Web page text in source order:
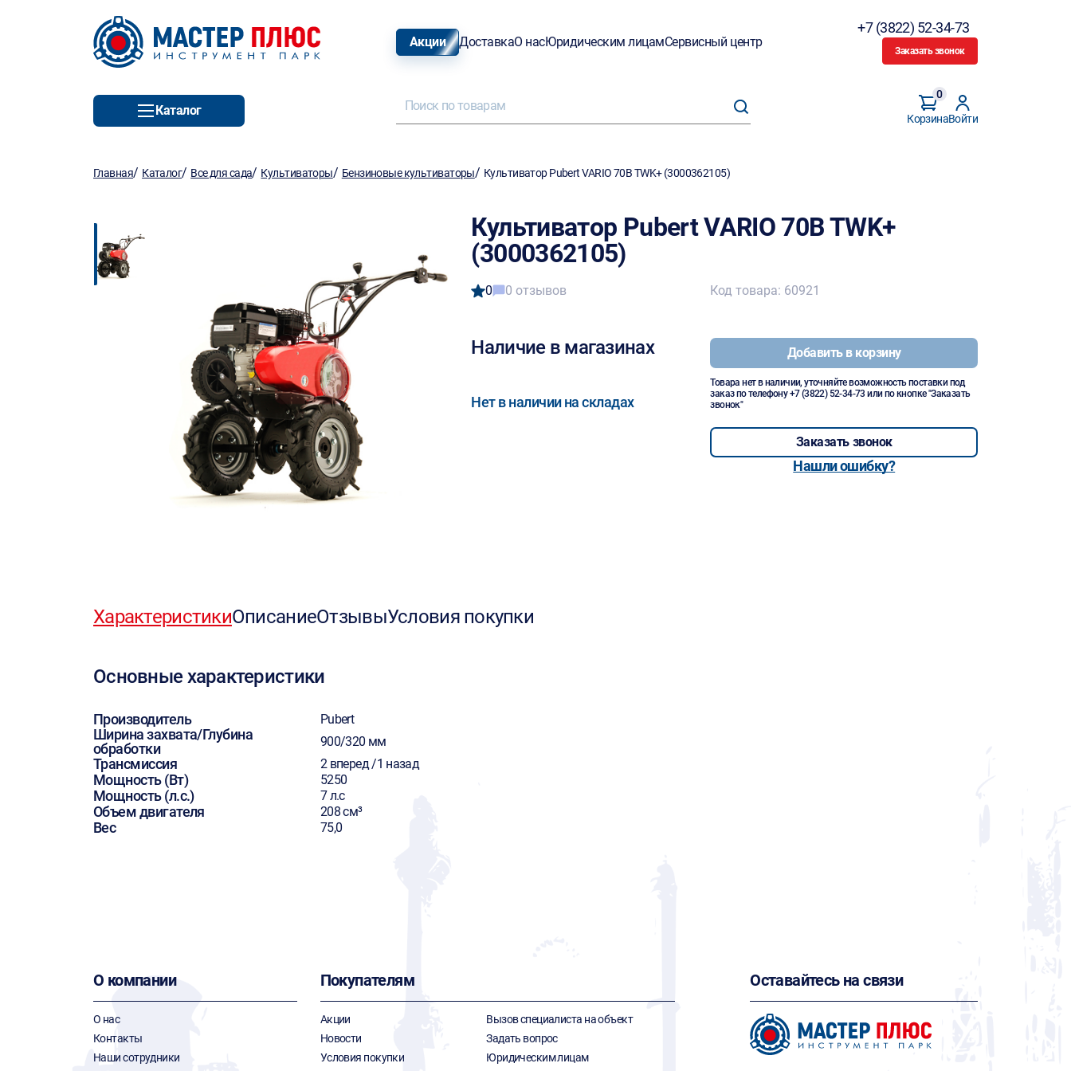
Акции ДоставкаО насЮридическим лицамСервисный центр
+7 (3822) 52-34-73
Заказать звонок
Каталог
Корзина
0
Войти
Главная/ Каталог/ Все для сада/ Культиваторы/ Бензиновые культиваторы/ Культиватор Pubert VARIO 70B TWK+ (3000362105)
Культиватор Pubert VARIO 70B TWK+
(3000362105)
0 0 отзывов
Наличие в магазинах
Нет в наличии на складах
Код товара: 60921
Добавить в корзину
Товара нет в наличии, уточняйте возможность поставки под
заказ по телефону+7 (3822) 52-34-73 или по кнопке "Заказать
звонок"
Заказать звонок
Нашли ошибку?
ХарактеристикиОписаниеОтзывыУсловия покупки
Основные характеристики
Производитель Pubert
Ширина захвата/Глубина
обработки
900/320 мм
Трансмиссия 2 вперед /1 назад
Мощность (Вт) 5250
Мощность (л.с.) 7 л.с
Объем двигателя 208 см³
Вес 75,0
О компании
О нас
Контакты
Наши сотрудники
Покупателям
Акции
Новости
Условия покупки
Вызов специалиста на объект
Задать вопрос
Юридическим лицам
Оставайтесь на связи